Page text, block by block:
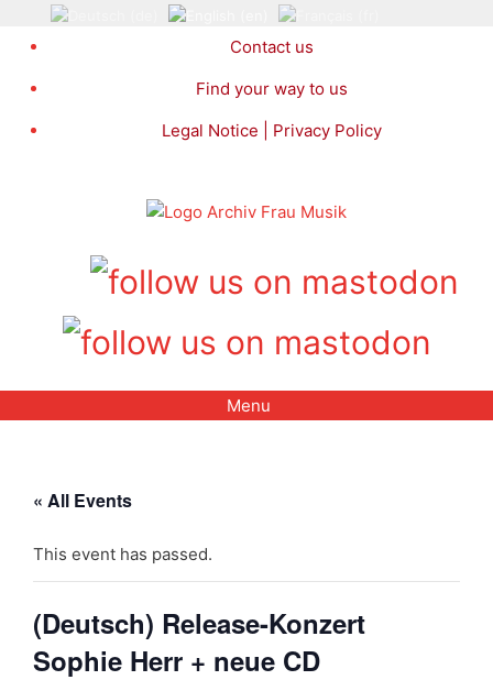
Contact us
Find your way to us
Legal Notice | Privacy Policy
Menu
« All Events
This event has passed.
(Deutsch) Release-Konzert
Sophie Herr + neue CD